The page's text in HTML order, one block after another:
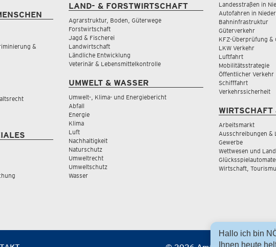
&
LAND- & FORSTWIRTSCHAFT
Agrarstruktur, Boden, Güterwege
Forstwirtschaft
Jagd & Fischerei
Landwirtschaft
Ländliche Entwicklung
Veterinär & Lebensmittelkontrolle
UMWELT & WASSER
Umwelt-, Klima- und Energiebericht
Abfall
Energie
Klima
Luft
Nachhaltigkeit
Naturschutz
Umweltrecht
Umweltschutz
Wasser
Landesstraßen in
Autofahren in
Bahninfrastruktur
Güterverkehr
KFZ-Überprüfung &
LKW Verkehr
Luftfahrt
Mobilitätsstrategie
Öffentlicher Verkehr
Schifffahrt
Verkehrssicherheit
WIRTSCHAFT
Arbeitsmarkt
Ausschreibungen &
Gewerbe
Wettwesen und
Wirtschaft,
Hallo ich bin
Ihnen heute